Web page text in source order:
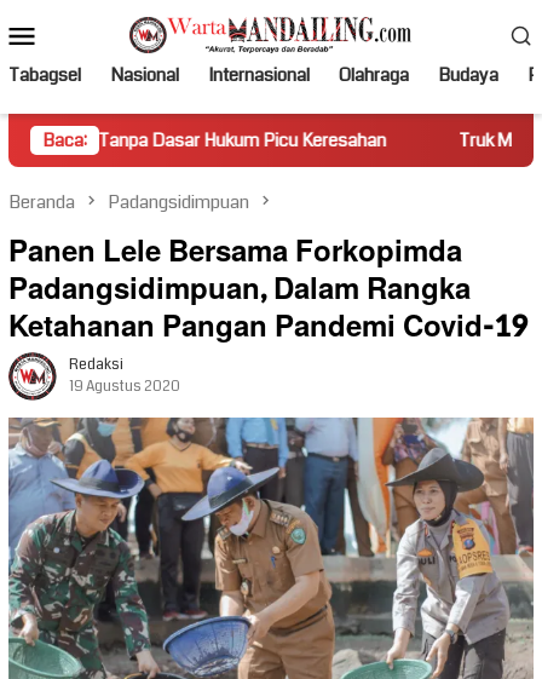
ke
kontenMobile
Tabagsel Nasional Internasional Olahraga Budaya
Baca:
Dasar Hukum Picu Keresahan Truk Miring Hambat Arus
Beranda Padangsidimpuan
Panen Lele Bersama Forkopimda
Padangsidimpuan, Dalam Rangka
Ketahanan Pangan Pandemi Covid-19
Redaksi
19 Agustus 2020